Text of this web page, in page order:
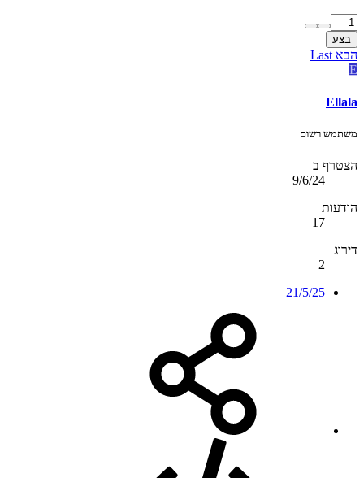
בצע
הבא Last
E
Ellala
משתמש רשום
הצטרף ב
9/6/24
הודעות
17
דירוג
2
21/5/25